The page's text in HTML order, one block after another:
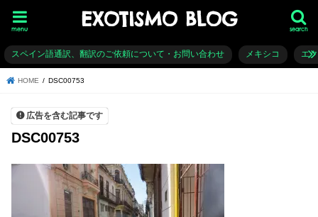
EXOTISMO BLOG search
menu
スペイン語通訳、翻訳のご依頼について・お問い合わせ メキシコ エ
HOME DSC00753
広告を含む記事です
DSC00753